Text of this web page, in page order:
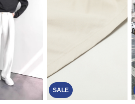
SALE